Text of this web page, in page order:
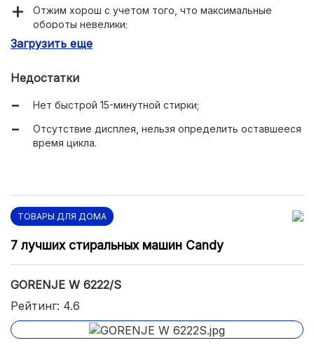
Отжим хорош с учетом того, что максимальные
обороты невелики;
Функция Push&Wash позволяет вообще не обращать
Загрузить еще
Недостатки
Нет быстрой 15-минутной стирки;
Отсутствие дисплея, нельзя определить оставшееся
время цикла.
ТОВАРЫ ДЛЯ ДОМА
7 лучших стиральных машин Candy
GORENJE W 6222/S
Рейтинг: 4.6